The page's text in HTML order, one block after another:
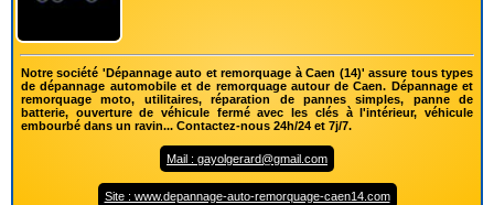
Notre société 'Dépannage auto et remorquage à Caen (14)' assure tous types
de dépannage automobile et de remorquage autour de Caen. Dépannage et
remorquage moto, utilitaires, réparation de pannes simples, panne de
batterie, ouverture de véhicule fermé avec les clés à l'intérieur, véhicule
embourbé dans un ravin... Contactez-nous 24h/24 et 7j/7.
Mail : gayolgerard@gmail.com
Site : www.depannage-auto-remorquage-caen14.com